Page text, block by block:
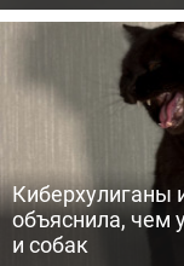
Киберхулиганы
объяснила, чем
и собак